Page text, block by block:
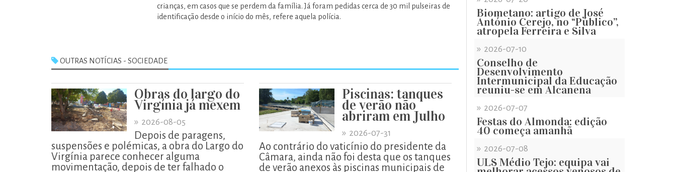
crianças, em casos que se perdem da família. Já foram pedidas cerca de 30 mil pulseiras de
identificação desde o início do mês, refere aquela polícia.
OUTRAS NOTÍCIAS - SOCIEDADE
Obras do largo do
Virgínia já mexem
» 2026-08-05
Depois de paragens,
suspensões e polémicas, a obra do Largo do
Virgínia parece conhecer alguma
movimentação, depois de ter falhado o
Piscinas: tanques
de verão não
abriram em Julho
» 2026-07-31
Ao contrário do vaticínio do presidente da
Câmara, ainda não foi desta que os tanques
de verão anexos às piscinas municipais de
Biometano: artigo de José
António Cerejo, no “Público”,
atropela Ferreira e Silva
» 2026-07-10
Conselho de
Desenvolvimento
Intermunicipal da Educação
reuniu-se em Alcanena
» 2026-07-07
Festas do Almonda: edição
40 começa amanhã
» 2026-07-08
ULS Médio Tejo: equipa vai